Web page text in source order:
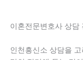
이혼전문변호사 상담
인천흥신소 상담을